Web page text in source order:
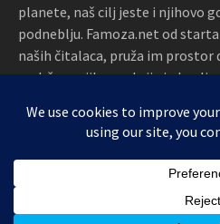
planete, naš cilj jeste i njihovo
podneblju. Famoza.net od
naših čitalaca, pruža im prostor
podržava njihove akcije i